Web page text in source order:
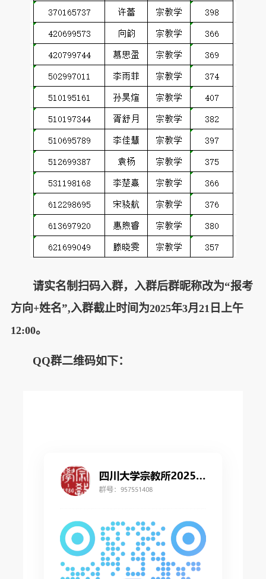
请实名制扫码入群，入群后群昵称改为“报考
方向 +姓名”,入群截止时间为2025年3月 21 日上午
12:00。
QQ群二维码如下：